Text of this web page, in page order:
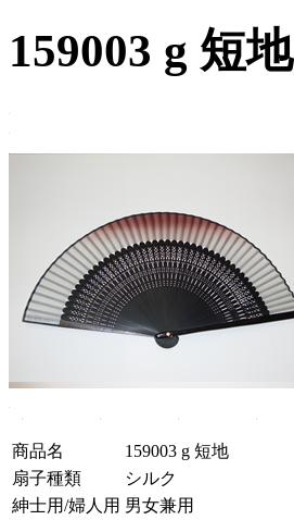
159003 g 短地
商品名
159003 g 短地
扇子種類
シルク
紳士用/婦人用 男女兼用